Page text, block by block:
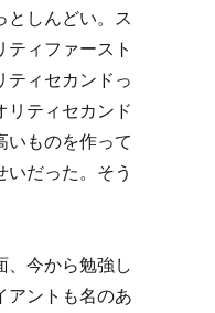
としんどい。ス
ィファースト
ティセカンドっ
リティセカンド
いものを作って
だった。そう
、今から勉強し
アントも名のあ